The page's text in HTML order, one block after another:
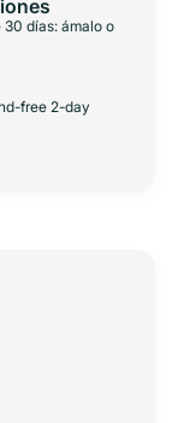
días: ámalo o
free 2-day